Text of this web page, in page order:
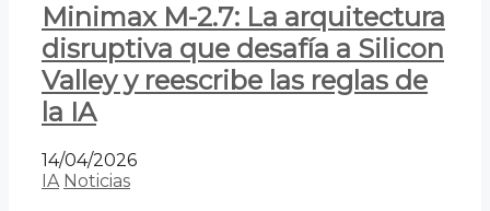
Minimax M-2.7: La arquitectura
disruptiva que desafía a Silicon
Valley y reescribe las reglas de
la IA
14/04/2026
IA Noticias